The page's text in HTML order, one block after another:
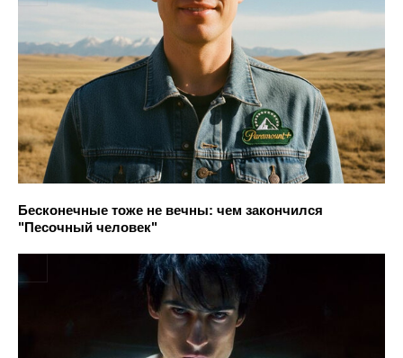
Бесконечные тоже не вечны: чем закончился
"Песочный человек"